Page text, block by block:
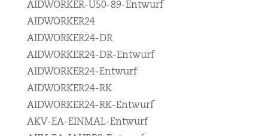
AIDWORKER-U50-89-Entwurf
AIDWORKER24
AIDWORKER24-DR
AIDWORKER24-DR-Entwurf
AIDWORKER24-Entwurf
AIDWORKER24-RK
AIDWORKER24-RK-Entwurf
AKV-EA-EINMAL-Entwurf